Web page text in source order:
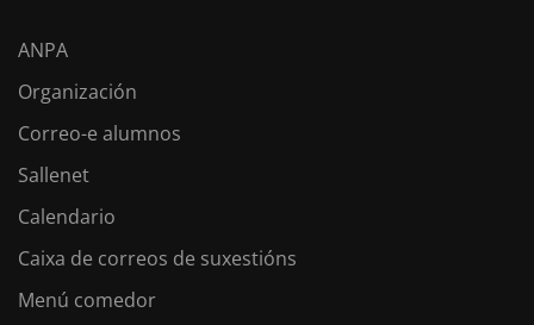
ANPA
Organización
Correo-e alumnos
Sallenet
Calendario
Caixa de correos de suxestións
Menú comedor